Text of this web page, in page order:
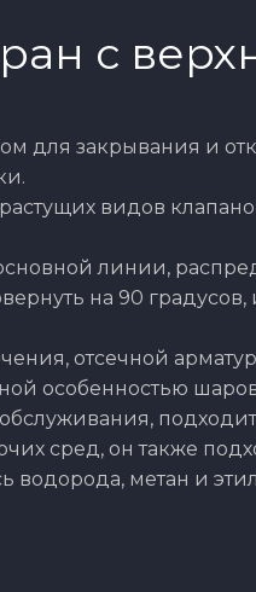
с
для закрывания и
видов
линии,
на 90
отсечной
особенностью
сред, он также
водорода, метан и